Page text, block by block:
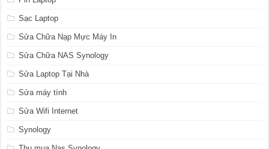
Sạc Laptop
Sửa Chữa Nạp Mực Máy In
Sửa Chữa NAS Synology
Sửa Laptop Tại Nhà
Sửa máy tính
Sửa Wifi Internet
Synology